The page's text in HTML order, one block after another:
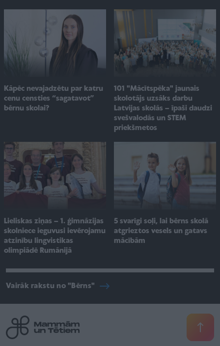
Kāpēc nevajadzētu par katru
cenu censties “sagatavot”
bērnu skolai?
101 "Mācītspēka" jaunais
skolotājs uzsāks darbu
Latvijas skolās – īpaši daudzi
svešvalodās un STEM
priekšmetos
Lieliskas ziņas – 1. ģimnāzijas
skolniece ieguvusi ievērojamu
atzinību lingvistikas
olimpiādē Rumānijā
5 svarīgi soļi, lai bērns skolā
atgrieztos vesels un gatavs
mācībām
Vairāk rakstu no "Bērns"